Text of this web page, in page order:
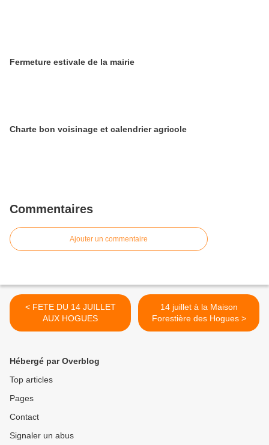
​​​​​​​Fermeture estivale de la mairie
Charte bon voisinage et calendrier agricole
Commentaires
Ajouter un commentaire
< FETE DU 14 JUILLET
AUX HOGUES
14 juillet à la Maison
Forestière des Hogues >
Hébergé par Overblog
Top articles
Pages
Contact
Signaler un abus